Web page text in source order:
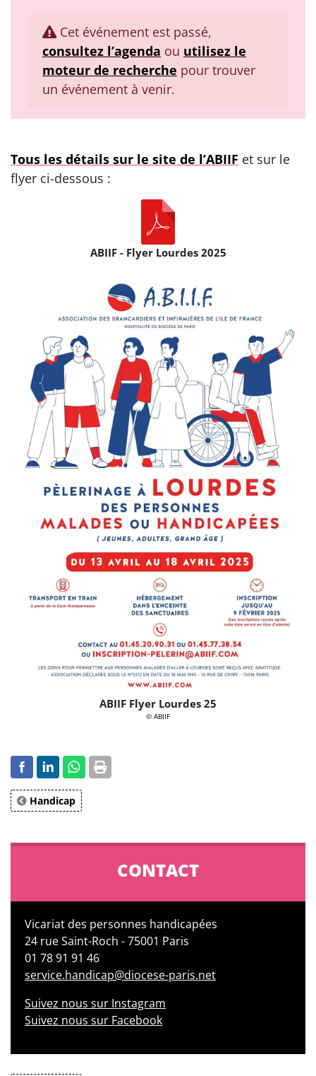
Cet événement est passé,
consultez l’agenda ou utilisez le
moteur de recherche pour trouver
un événement à venir.
Tous les détails sur le site de l’ABIIF et sur le
flyer ci-dessous :
ABIIF - Flyer Lourdes 2025
ABIIF Flyer Lourdes 25
© ABIIF
Handicap
CONTACT
Vicariat des personnes handicapées
24 rue Saint-Roch - 75001 Paris
01 78 91 91 46
service.handicap@diocese-paris.net
Suivez nous sur Instagram
Suivez nous sur Facebook